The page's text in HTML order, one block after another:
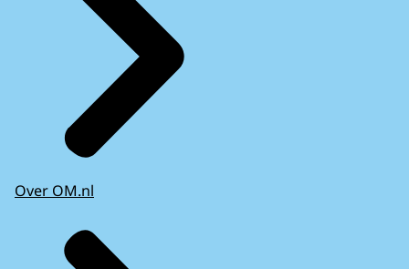
Over OM.nl